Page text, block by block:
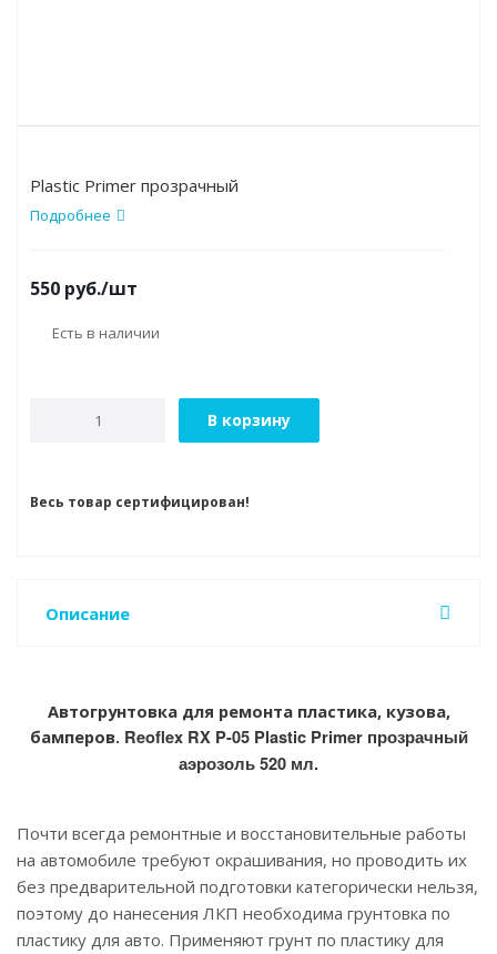
Plastic Primer прозрачный
Подробнее
550 руб./шт
Есть в наличии
В корзину
Весь товар сертифицирован!
Описание
Автогрунтовка для ремонта пластика, кузова,
бамперов. Reoflex RX P-05 Plastic Primer прозрачный
аэрозоль 520 мл.
Почти всегда ремонтные и восстановительные работы
на автомобиле требуют окрашивания, но проводить их
без предварительной подготовки категорически нельзя,
поэтому до нанесения ЛКП необходима грунтовка по
пластику для авто. Применяют грунт по пластику для